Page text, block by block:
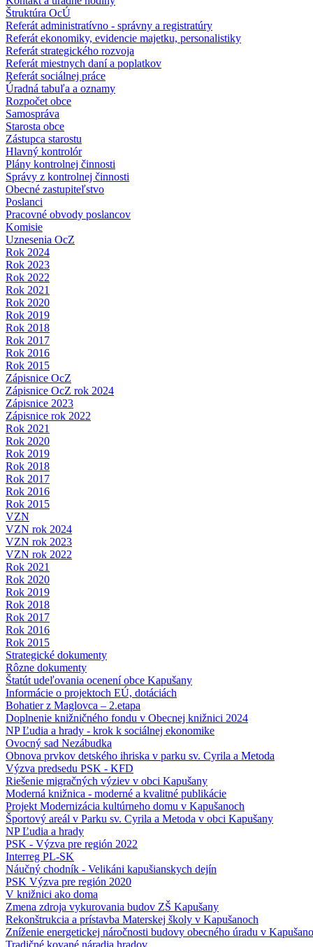
Štruktúra OcÚ
Referát administratívno - správny a registratúry
Referát ekonomiky, evidencie majetku, personalistiky
Referát strategického rozvoja
Referát miestnych daní a poplatkov
Referát sociálnej práce
Úradná tabuľa a oznamy
Rozpočet obce
Samospráva
Starosta obce
Zástupca starostu
Hlavný kontrolór
Plány kontrolnej činnosti
Správy z kontrolnej činnosti
Obecné zastupiteľstvo
Poslanci
Pracovné obvody poslancov
Komisie
Uznesenia OcZ
Rok 2024
Rok 2023
Rok 2022
Rok 2021
Rok 2020
Rok 2019
Rok 2018
Rok 2017
Rok 2016
Rok 2015
Zápisnice OcZ
Zápisnice OcZ rok 2024
Zápisnice 2023
Zápisnice rok 2022
Rok 2021
Rok 2020
Rok 2019
Rok 2018
Rok 2017
Rok 2016
Rok 2015
VZN
VZN rok 2024
VZN rok 2023
VZN rok 2022
Rok 2021
Rok 2020
Rok 2019
Rok 2018
Rok 2017
Rok 2016
Rok 2015
Strategické dokumenty
Rôzne dokumenty
Štatút udeľovania ocenení obce Kapušany
Informácie o projektoch EÚ, dotáciách
Bohatier z Maglovca – 2.etapa
Doplnenie knižničného fondu v Obecnej knižnici 2024
NP Ľudia a hrady - krok k sociálnej ekonomike
Ovocný sad Nezábudka
Obnova prvkov detského ihriska v parku sv. Cyrila a Metoda
Výzva predsedu PSK - KFD
Riešenie migračných výziev v obci Kapušany
Moderná knižnica - moderné a kvalitné publikácie
Projekt Modernizácia kultúrneho domu v Kapušanoch
Športový areál v Parku sv. Cyrila a Metoda v obci Kapušany
NP Ľudia a hrady
PSK - Výzva pre región 2022
Interreg PL-SK
Náučný chodník - Velikáni kapušianskych dejín
PSK Výzva pre región 2020
V knižnici ako doma
Zmena zdroja vykurovania budov ZŠ Kapušany
Rekonštrukcia a prístavba Materskej školy v Kapušanoch
Zníženie energetickej náročnosti budovy obecného úradu v
Tradičné kované náradia hradov